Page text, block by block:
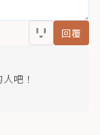
回覆
吧！